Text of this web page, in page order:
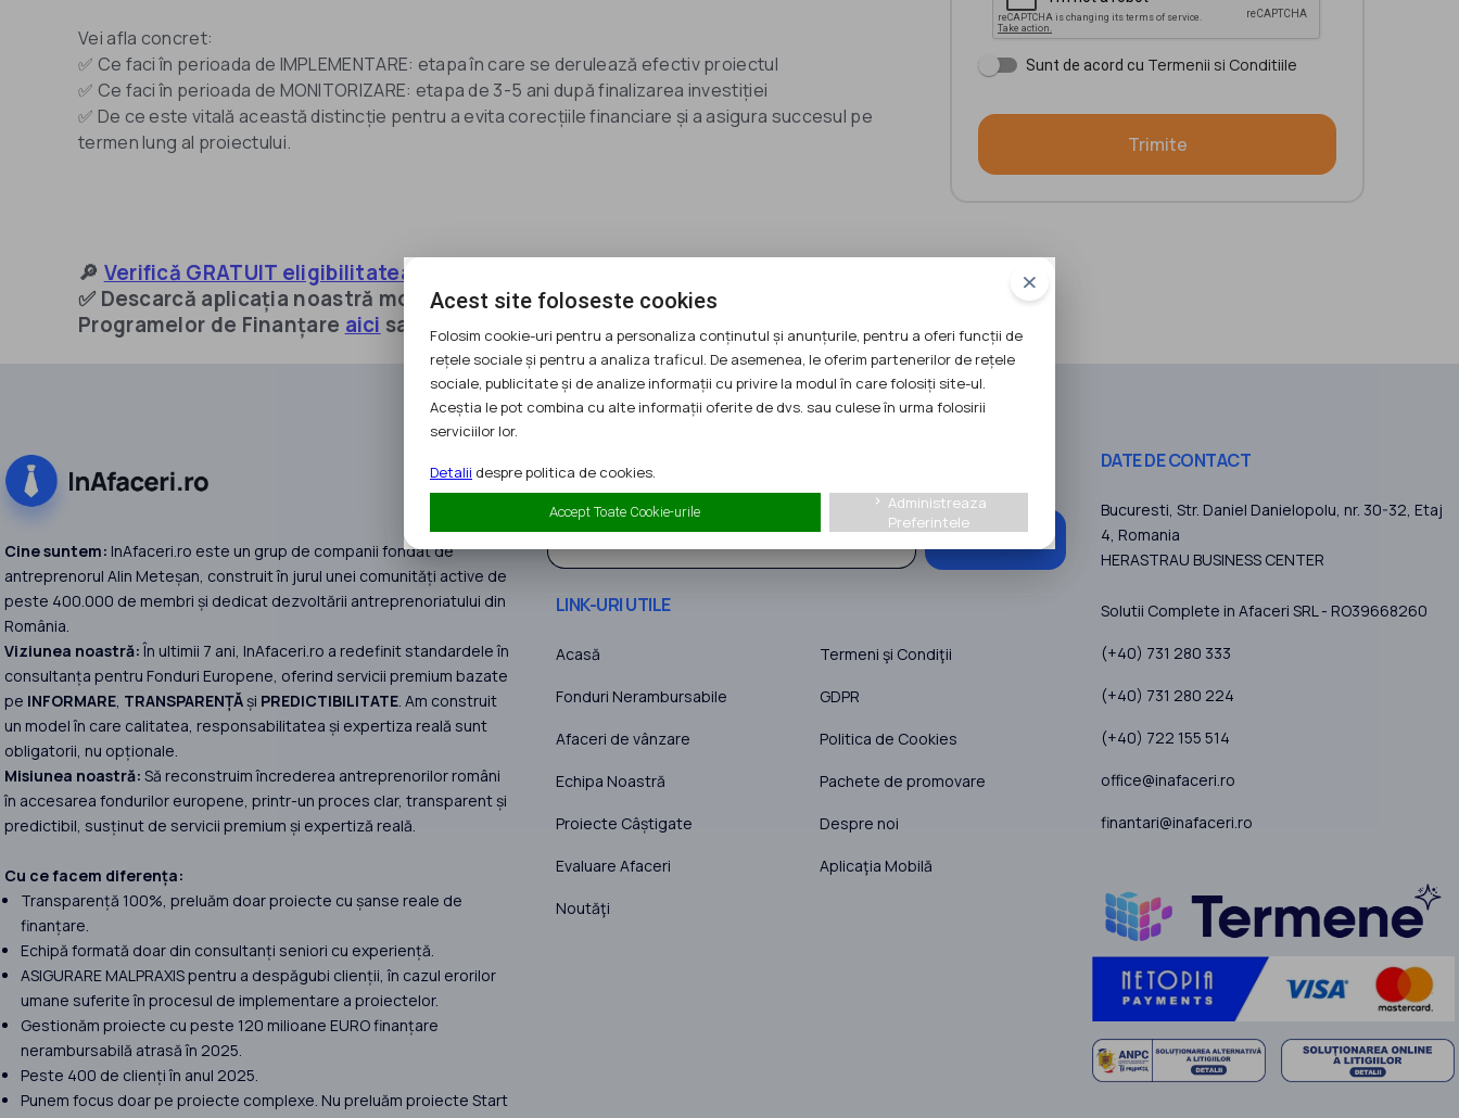
Vei afla concret:
✅ Ce faci în perioada de IMPLEMENTARE: etapa în care se derulează efectiv proiectul
✅ Ce faci în perioada de MONITORIZARE: etapa de 3-5 ani după finalizarea investiției
✅ De ce este vitală această distincție pentru a evita corecțiile financiare și a asigura succesul pe
termen lung al proiectului.
🔎 Verifică GRATUIT eligibilitatea pentru finanțare
✅ Descarcă aplicația noastră mobilă IOS/Android pentru a fi la curent cu evoluția
Programelor de Finanțare aici sau alătură-te comunității noastre
Sunt de acord cu Termenii si Conditiile
Trimite
Cine suntem: InAfaceri.ro este un grup de companii fondat de
antreprenorul Alin Meteșan, construit în jurul unei comunități active de
peste 400.000 de membri și dedicat dezvoltării antreprenoriatului din
România.
Viziunea noastră:În ultimii 7 ani, InAfaceri.ro a redefinit standardele în
consultanța pentru Fonduri Europene, oferind servicii premium bazate
pe INFORMARE, TRANSPARENȚĂși PREDICTIBILITATE. Am construit
un model în care calitatea, responsabilitatea și expertiza reală sunt
obligatorii, nu opționale.
Misiunea noastră: Să reconstruim încrederea antreprenorilor români
în accesarea fondurilor europene, printr-un proces clar, transparent și
predictibil, susținut de servicii premium și expertiză reală.
Cu ce facem diferența:
Transparență 100%, preluăm doar proiecte cu șanse reale de
finanțare.
Echipă formată doar din consultanți seniori cu experiență.
ASIGURARE MALPRAXIS pentru a despăgubi clienții, în cazul erorilor
umane suferite în procesul de implementare a proiectelor.
Gestionăm proiecte cu peste 120 milioane EURO finanțare
nerambursabilă atrasă în 2025.
Peste 400 de clienți în anul 2025.
Punem focus doar pe proiecte complexe. Nu preluăm proiecte Start
ABONEAZĂ-TE LA NEWSLETTER
Fii la zi cu ultimele oportunităţi!
Mă abonez
LINK-URI UTILE
Acasă
Fonduri Nerambursabile
Afaceri de vânzare
Echipa Noastră
Proiecte Câștigate
Evaluare Afaceri
Noutăţi
Termeni şi Condiţii
GDPR
Politica de Cookies
Pachete de promovare
Despre noi
Aplicaţia Mobilă
DATE DE CONTACT
Bucuresti, Str. Daniel Danielopolu, nr. 30-32, Etaj
4, Romania
HERASTRAU BUSINESS CENTER
Solutii Complete in Afaceri SRL - RO39668260
(+40) 731 280 333
(+40) 731 280 224
(+40) 722 155 514
office@inafaceri.ro
finantari@inafaceri.ro
Acest site foloseste cookies
Folosim cookie-uri pentru a personaliza conținutul și anunțurile, pentru a oferi funcții de
rețele sociale și pentru a analiza traficul. De asemenea, le oferim partenerilor de rețele
sociale, publicitate și de analize informații cu privire la modul în care folosiți site-ul.
Aceștia le pot combina cu alte informații oferite de dvs. sau culese în urma folosirii
serviciilor lor.
Detalii despre politica de cookies.
Accept Toate Cookie-urile
keyboard_arrow_right
Administreaza
Preferintele